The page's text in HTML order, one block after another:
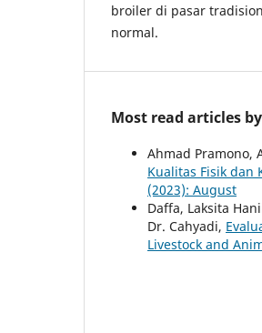
broiler di pasar
normal.
Most read articles
Ahmad Pramono,
Kualitas Fisik dan
(2023): August
Daffa, Laksita
Dr. Cahyadi,
Livestock and